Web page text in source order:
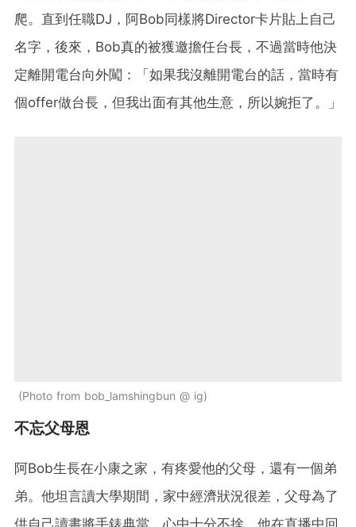
爬。直到任職DJ，阿Bob同樣將Director卡片貼上自己
名字，後來，Bob真的被獲邀擔任台長，不過當時他決
定離開電台向外闖：「如果我沒離開電台的話，當時有
個offer做台長，但我出面有其他生意，所以婉拒了。」
Photo from bob_lamshingbun @ ig
不忘父母恩
阿Bob生長在小康之家，有疼愛他的父母，還有一個弟
弟。他坦言讀大學期間，家中經濟狀況很差，父母為了
供自己讀書將手錶典當，心中十分不捨。他在直播中回